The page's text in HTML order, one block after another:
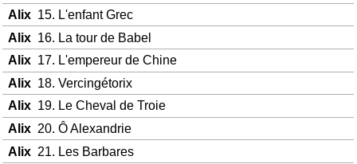
Alix15. L'enfant Grec
Alix16. La tour de Babel
Alix17. L'empereur de Chine
Alix18. Vercingétorix
Alix19. Le Cheval de Troie
Alix20. Ô Alexandrie
Alix21. Les Barbares